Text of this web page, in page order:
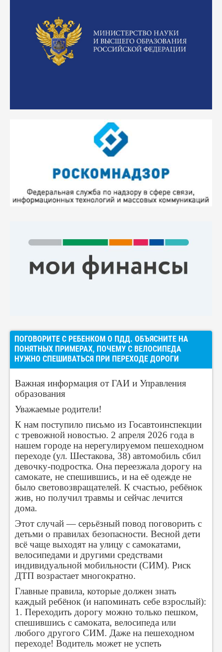
ПОГОВОРИТЕ С РЕБЕНКОМ О ПДД. ОБЪЯСНИТЕ НА
ПОНЯТНЫХ ПРИМЕРАХ, ПОЧЕМУ С ВЕЛОСИПЕДА
НУЖНО СПЕШИВАТЬСЯ ПРИ ПЕРЕХОДЕ ДОРОГИ
Важная информация от ГАИ и Управления
образования
Уважаемые родители!
К нам поступило письмо из Госавтоинспекции
с тревожной новостью. 2 апреля 2026 года в
нашем городе на нерегулируемом пешеходном
переходе (ул. Шестакова, 38) автомобиль сбил
девочку-подростка. Она переезжала дорогу на
самокате, не спешившись, и на её одежде не
было световозвращателей. К счастью, ребёнок
жив, но получил травмы и сейчас лечится
дома.
Этот случай — серьёзный повод поговорить с
детьми о правилах безопасности. Весной дети
всё чаще выходят на улицу с самокатами,
велосипедами и другими средствами
индивидуальной мобильности (СИМ). Риск
ДТП возрастает многократно.
Главные правила, которые должен знать
каждый ребёнок (и напоминать себе взрослый):
1. Переходить дорогу можно только пешком,
спешившись с самоката, велосипеда или
любого другого СИМ. Даже на пешеходном
переходе! Водитель может не успеть